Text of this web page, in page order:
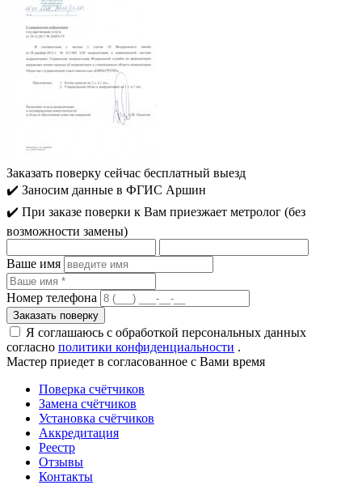
Заказать поверку сейчас бесплатный выезд
✔️ Заносим данные в ФГИС Аршин
✔️ При заказе поверки к Вам приезжает метролог (без
возможности замены)
Ваше имя
Номер телефона
Я соглашаюсь с обработкой персональных данных
согласно политики конфиденциальности .
Мастер приедет в согласованное с Вами время
Поверка счётчиков
Замена счётчиков
Установка счётчиков
Аккредитация
Реестр
Отзывы
Контакты